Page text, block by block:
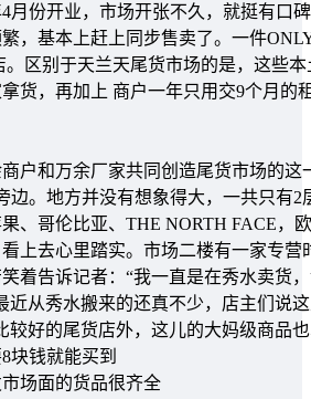
月份开业，市场开张不久，就挺有
，基本上赶上同步售卖了。一件
。区别于天兰天尾货市场的是，这些
货，再加上 商户一年只用交9个月
户和万余厂家共同创造尾货市场的
边。地方并没有想象得大，一共只有
、哥伦比亚、THE NORTH FACE，
上去心里踏实。市场二楼有一家专
着告诉记者：“我一直是在秀水卖货
近从秀水搬来的还真不少，店主们说
较好的尾货店外，这儿的大妈级商品
块钱就能买到
场面的货品很齐全